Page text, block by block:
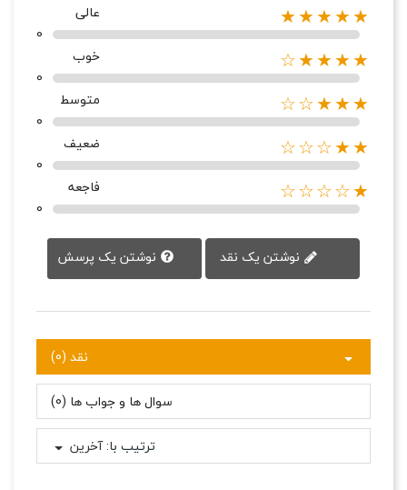
★★★★★
عالی
0
★★★★☆
خوب
0
★★★☆☆
متوسط
0
★★☆☆☆
ضعیف
0
★☆☆☆☆
فاجعه
0
نوشتن یک پرسش
نقد (0)
سوال ها و جواب ها (0)
ترتیب با:آخرین